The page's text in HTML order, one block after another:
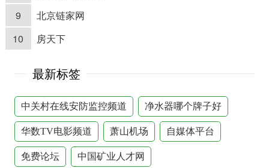
9
北京链家网
10
房天下
最新标签
中关村在线安防监控频道 净水器哪个牌子好
华数TV电影频道 萧山机场 自媒体平台
免费论坛 中国矿业人才网